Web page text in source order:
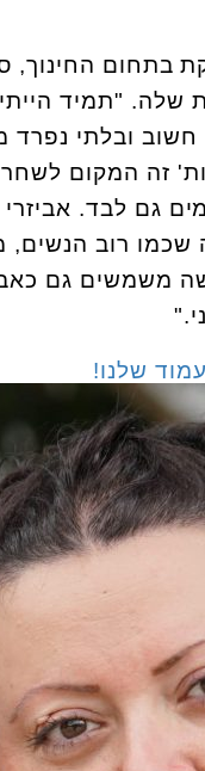
ואם ל-1 שעוסקת
שלה. "תמיד
חשוב ובלתי נפרד
זה המקום
גם לבד. אביזרי
שכמו רוב הנשים,
משמשים גם
שלנו!